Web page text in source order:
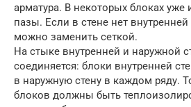
арматура. В некоторых блоках
пазы. Если в стене нет
можно заменить сеткой.
На стыке внутренней и наружной
соединяется: блоки внутренней
в наружную стену в каждом ряду.
блоков должны быть